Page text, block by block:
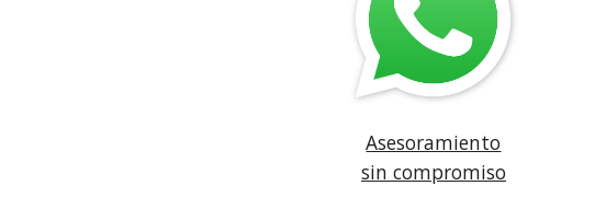
Asesoramiento
sin compromiso